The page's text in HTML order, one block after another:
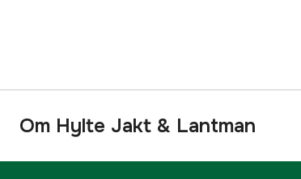
Om Hylte Jakt & Lantman